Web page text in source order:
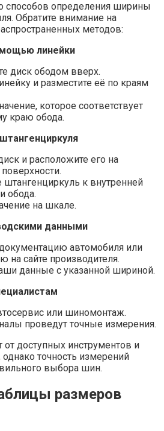
способов определения ширины
Обратите внимание на
методов:
линейки
диск ободом вверх.
и разместите её по краям
которое соответствует
краю обода.
и расположите его на
штангенциркуль к внутренней
обода.
на шкале.
данными
автомобиля или
на сайте производителя.
данные с указанной шириной.
или шиномонтаж.
проведут точные измерения.
от доступных инструментов и
точность измерений
выбора шин.
размеров